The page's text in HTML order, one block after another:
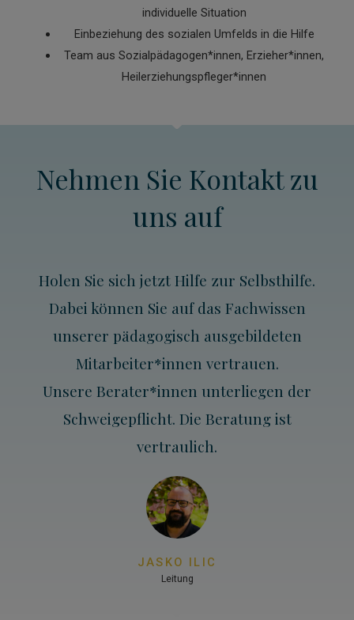
individuelle Situation
Einbeziehung des sozialen Umfelds in die Hilfe
Team aus Sozialpädagogen*innen, Erzieher*innen,
Heilerziehungspfleger*innen
Nehmen Sie Kontakt zu
uns auf
Holen Sie sich jetzt Hilfe zur Selbsthilfe.
Dabei können Sie auf das Fachwissen
unserer pädagogisch ausgebildeten
Mitarbeiter*innen vertrauen.
Unsere Berater*innen unterliegen der
Schweigepflicht. Die Beratung ist
vertraulich.
JASKO ILIC
Leitung